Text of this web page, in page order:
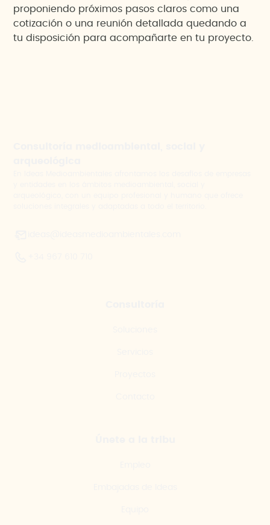
proponiendo próximos pasos claros como una
cotización o una reunión detallada quedando a
tu disposición para acompañarte en tu proyecto.